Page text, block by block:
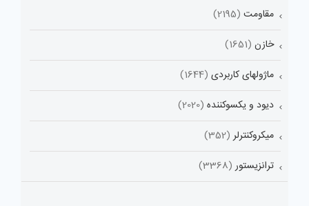
مقاومت (2195)
خازن (1651)
ماژولهای کاربردی (1644)
دیود و یکسوکننده (2020)
میکروکنترلر (352)
ترانزیستور (3368)